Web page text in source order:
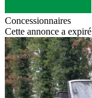
Concessionnaires
Cette annonce a expiré